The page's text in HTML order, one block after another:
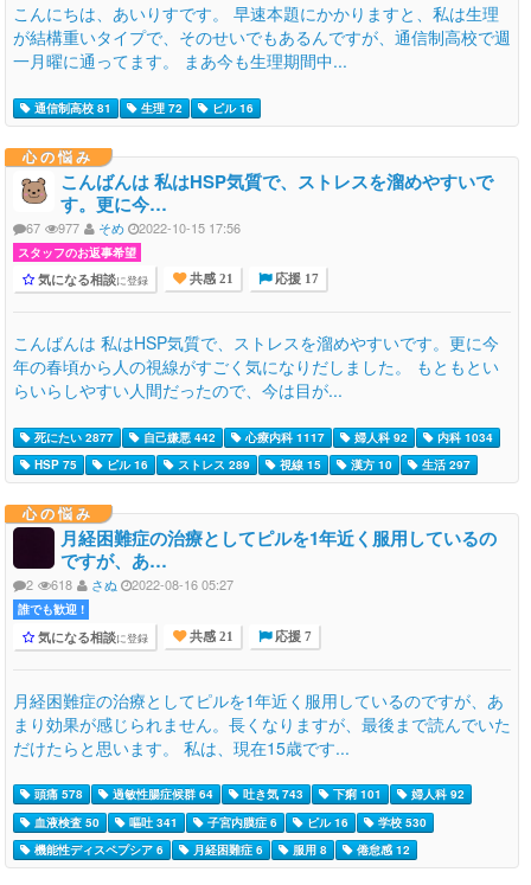
こんにちは、あいりすです。 早速本題にかかりますと、私は生理
が結構重いタイプで、そのせいでもあるんですが、通信制高校で週
一月曜に通ってます。 まあ今も生理期間中...
通信制高校 81 生理 72 ピル 16
心の悩み
こんばんは 私はHSP気質で、ストレスを溜めやすいで
す。更に今…
67 977 そめ 2022-10-15 17:56
スタッフのお返事希望
気になる相談に登録 共感 21 応援 17
こんばんは 私はHSP気質で、ストレスを溜めやすいです。更に今
年の春頃から人の視線がすごく気になりだしました。 もともとい
らいらしやすい人間だったので、今は目が...
死にたい 2877 自己嫌悪 442 心療内科 1117 婦人科 92
内科 1034
HSP 75
ピル 16 ストレス 289 視線 15 漢方 10 生活 297
心の悩み
月経困難症の治療としてピルを1年近く服用しているの
ですが、あ…
2 618 さぬ 2022-08-16 05:27
誰でも歓迎 !
気になる相談に登録 共感 21 応援 7
月経困難症の治療としてピルを1年近く服用しているのですが、あ
まり効果が感じられません。長くなりますが、最後まで読んでいた
だけたらと思います。 私は、現在15歳です...
頭痛 578 過敏性腸症候群 64 吐き気 743 下痢 101
婦人科 92
血液検査 50
嘔吐 341 子宮内膜症 6 ピル 16
学校 530
機能性ディスペプシア 6
月経困難症 6 服用 8 倦怠感 12